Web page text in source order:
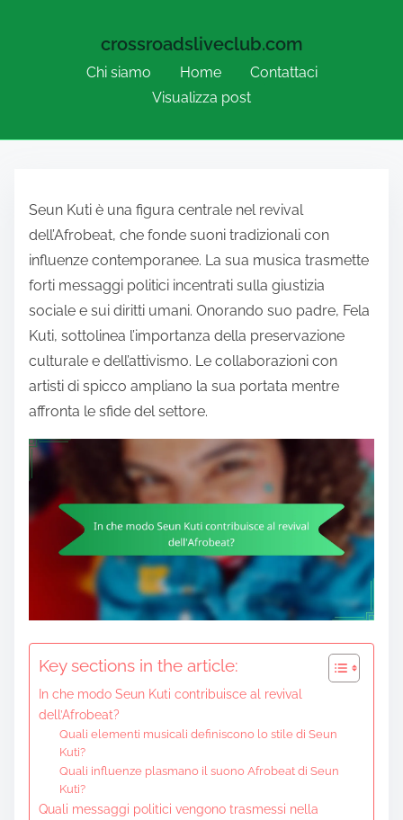
crossroadsliveclub.com
Chi siamo Home
Contattaci
Visualizza post
Seun Kuti è una figura centrale nel revival
dell’Afrobeat, che fonde suoni tradizionali con
influenze contemporanee. La sua musica trasmette
forti messaggi politici incentrati sulla giustizia
sociale e sui diritti umani. Onorando suo padre, Fela
Kuti, sottolinea l’importanza della preservazione
culturale e dell’attivismo. Le collaborazioni con
artisti di spicco ampliano la sua portata mentre
affronta le sfide del settore.
Key sections in the article:
In che modo Seun Kuti contribuisce al revival
dell’Afrobeat?
Quali elementi musicali definiscono lo stile di Seun
Kuti?
Quali influenze plasmano il suono Afrobeat di Seun
Kuti?
Quali messaggi politici vengono trasmessi nella